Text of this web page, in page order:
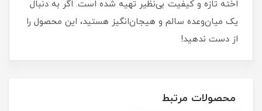
اخته تازه و کیفیت بی‌نظیر تهیه شده است. اگر به دنبال
یک میان‌وعده سالم و هیجان‌انگیز هستید، این محصول را
از دست ندهید!
محصولات مرتبط